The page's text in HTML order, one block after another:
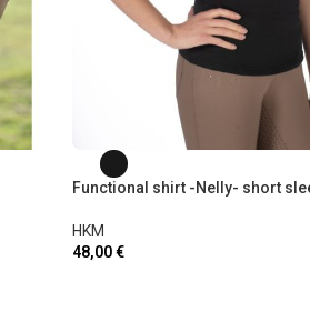
Functional shirt -Nelly- short
HKM
48,00€